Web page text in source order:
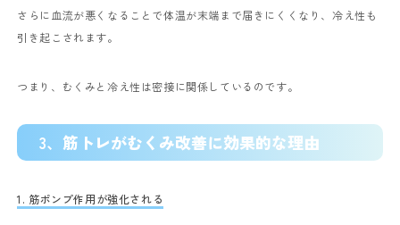
さらに血流が悪くなることで体温が末端まで届きにくくなり、冷え性も
引き起こされます。
つまり、むくみと冷え性は密接に関係しているのです。
3、 筋トレがむくみ改善に効果的な理由
1. 筋ポンプ作用が強化される